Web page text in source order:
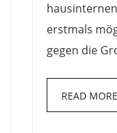
erstmals
gegen die
READ MORE